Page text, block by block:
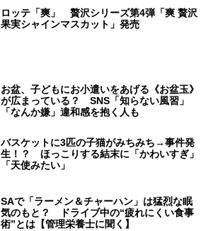
ロッテ「爽」 贅沢シリーズ第4弾「爽 贅沢
果実シャインマスカット」発売
お盆、子どもにお小遣いをあげる《お盆玉》
が広まっている？ SNS「知らない風習」
「なんか嫌」違和感を抱く人も
バスケットに3匹の子猫がみちみち→事件発
生！？ ほっこりする結末に「かわいすぎ」
「天使みたい」
SAで「ラーメン＆チャーハン」は猛烈な眠
気のもと？ ドライブ中の“疲れにくい食事
術”とは【管理栄養士に聞く】